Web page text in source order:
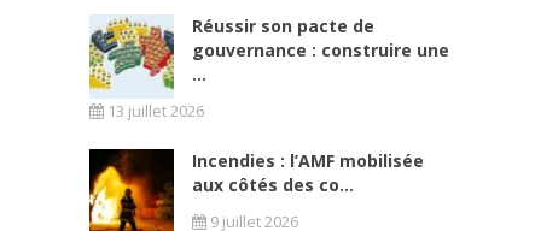
Réussir son pacte de
gouvernance : construire une
...
13 juillet 2026
Incendies : l’AMF mobilisée
aux côtés des co...
9 juillet 2026